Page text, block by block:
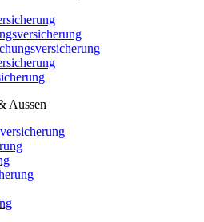
Aussen